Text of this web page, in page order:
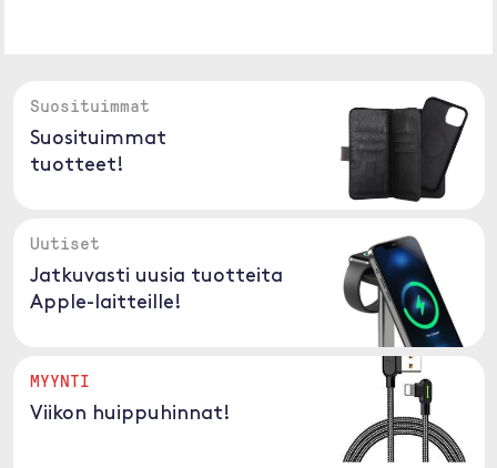
Suosituimmat
Suosituimmat
tuotteet!
Uutiset
Jatkuvasti uusia tuotteita
Apple-laitteille!
MYYNTI
Viikon huippuhinnat!